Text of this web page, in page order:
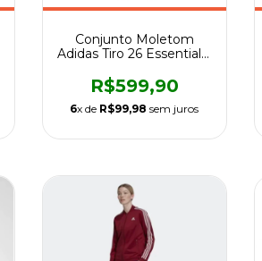
Conjunto Moletom
Adidas Tiro 26 Essentials-
R$599,90
6x de R$99,98 sem juros